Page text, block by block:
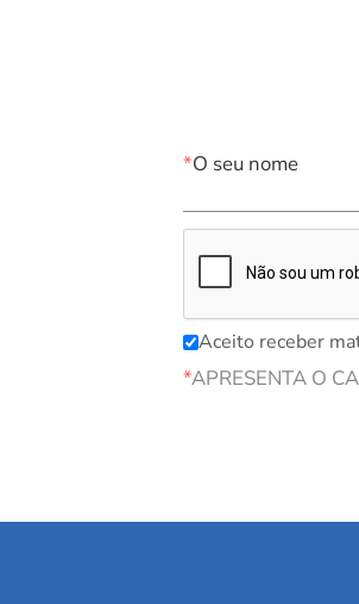
*O seu nome
Aceito receber
*APRESENTA O